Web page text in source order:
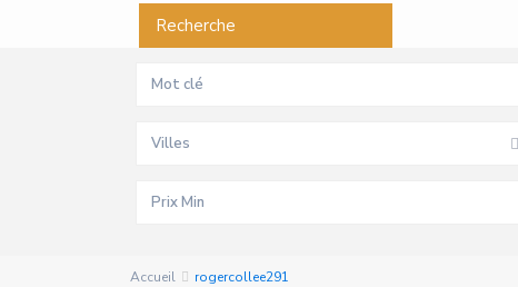
Recherche
Villes
Accueil rogercollee291